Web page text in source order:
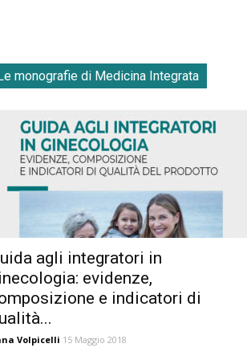
monografie di Medicina Integrata
agli integratori in
evidenze,
e indicatori di
Volpicelli 15 Maggio 2018